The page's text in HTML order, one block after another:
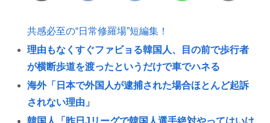
共感必至の“日常修羅場”短編集！
理由もなくすぐファビョる韓国人、目の前で歩行者
が横断歩道を渡ったというだけで車でハネる
海外「日本で外国人が逮捕された場合ほとんど起訴
されない理由」